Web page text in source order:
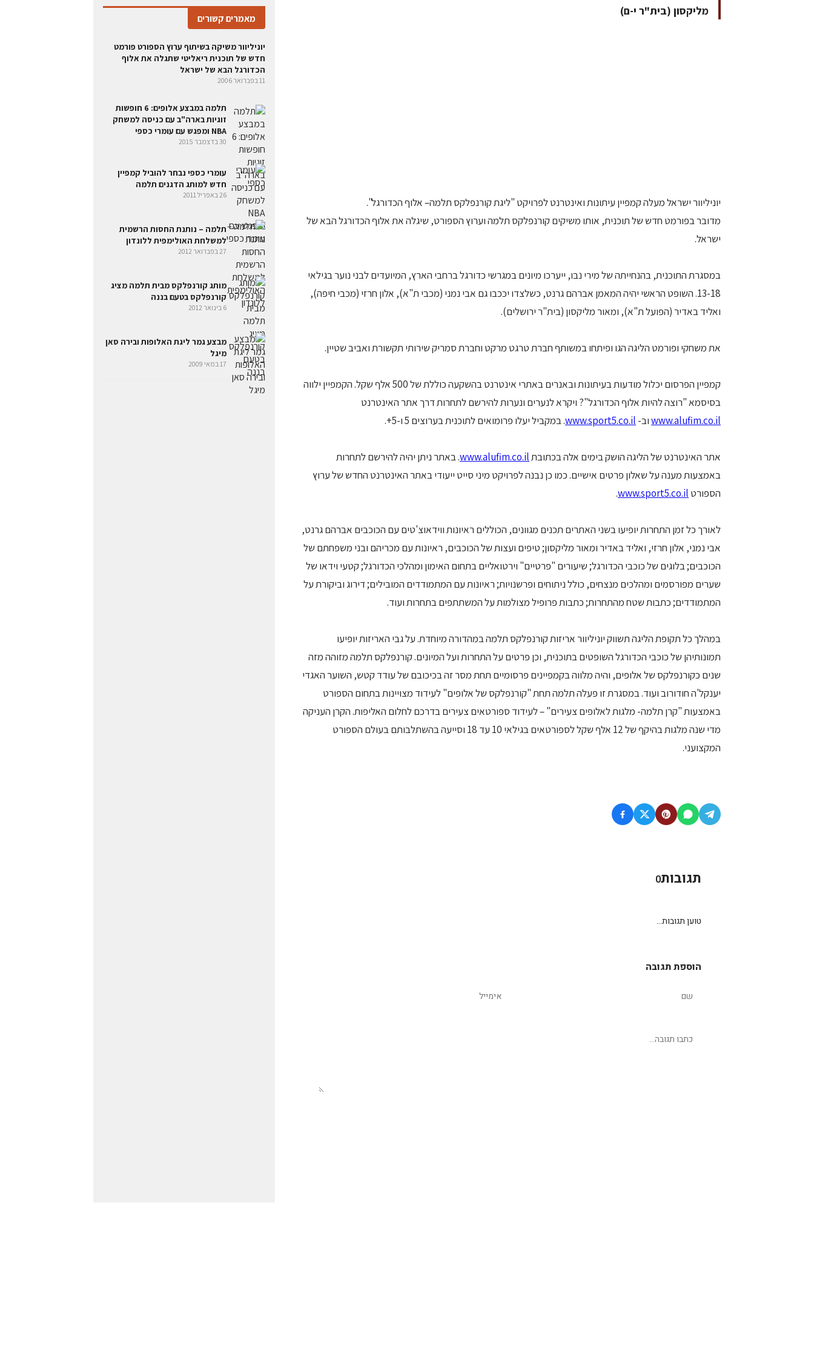
מליקסון (בית"ר י-ם)
יוניליוור ישראל מעלה קמפיין עיתונות ואינטרנט לפרויקט "ליגת קורנפלקס תלמה– אלוף הכדורגל".
מדובר בפורמט חדש של תוכנית, אותו משיקים קורנפלקס תלמה וערוץ הספורט, שיגלה את אלוף הכדורגל הבא של
ישראל.
במסגרת התוכנית, בהנחייתה של מירי נבו, ייערכו מיונים במגרשי כדורגל ברחבי הארץ, המיועדים לבני נוער בגילאי
13-18. השופט הראשי יהיה המאמן אברהם גרנט, כשלצדו יככבו גם אבי נמני (מכבי ת"א), אלון חרזי (מכבי חיפה),
ואליד באדיר (הפועל ת"א), ומאור מליקסון (בית"ר ירושלים).
את משחקי ופורמט הליגה הגו ופיתחו במשותף חברת טרגט מרקט וחברת סמריק שירותי תקשורת ואביב שטיין.
קמפיין הפרסום יכלול מודעות בעיתונות ובאנרים באתרי אינטרנט בהשקעה כוללת של 500 אלף שקל. הקמפיין ילווה
בסיסמא "רוצה להיות אלוף הכדורגל"? ויקרא לנערים ונערות להירשם לתחרות דרך אתר האינטרנט
www.alufim.co.ilוב- www.sport5.co.il. במקביל יעלו פרומואים לתוכנית בערוצים 5 ו-5+.
אתר האינטרנט של הליגה הושק בימים אלה בכתובתwww.alufim.co.il. באתר ניתן יהיה להירשם לתחרות
באמצעות מענה על שאלון פרטים אישיים. כמו כן נבנה לפרויקט מיני סייט ייעודי באתר האינטרנט החדש של ערוץ
הספורט www.sport5.co.il
.
לאורך כל זמן התחרות יופיעו בשני האתרים תכנים מגוונים, הכוללים ראיונות ווידאוצ'טים עם הכוכבים אברהם גרנט,
אבי נמני, אלון חרזי, ואליד באדיר ומאור מליקסון; טיפים ועצות של הכוכבים, ראיונות עם מכריהם ובני משפחתם של
הכוכבים; בלוגים של כוכבי הכדורגל; שיעורים "פרטיים" וירטואליים בתחום האימון ומהלכי הכדורגל; קטעי וידאו של
שערים מפורסמים ומהלכים מנצחים, כולל ניתוחים ופרשנויות; ראיונות עם המתמודדים המובילים; דירוג וביקורת על
המתמודדים; כתבות שטח מהתחרות; כתבות פרופיל מצולמות על המשתתפים בתחרות ועוד.
במהלך כל תקופת הליגה תשווק יוניליוור אריזות קורנפלקס תלמה במהדורה מיוחדת. על גבי האריזות יופיעו
תמונותיהן של כוכבי הכדורגל השופטים בתוכנית, וכן פרטים על התחרות ועל המיונים. קורנפלקס תלמה מזוהה מזה
שנים כקורנפלקס של אלופים, והיה מלווה בקמפיינים פרסומיים תחת מסר זה בכיכובם של עודד קטש, השוער האגדי
יענקל'ה חודורוב ועוד. במסגרת זו פעלה תלמה תחת "קורנפלקס של אלופים" לעידוד מצויינות בתחום הספורט
באמצעות "קרן תלמה- מלגות לאלופים צעירים" – לעידוד ספורטאים צעירים בדרכם לחלום האליפות. הקרן העניקה
מדי שנה מלגות בהיקף של 12 אלף שקל לספורטאים בגילאי 10 עד 18 וסייעה בהשתלבותם בעולם הספורט
המקצועני.
תגובות0
טוען תגובות...
הוספת תגובה
מאמרים קשורים
יוניליוור משיקה בשיתוף ערוץ הספורט פורמט
חדש של תוכנית ריאליטי שתגלה את אלוף
הכדורגל הבא של ישראל
11 בפברואר 2006
תלמה במבצע אלופים: 6 חופשות
זוגיות בארה"ב עם כניסה למשחק
NBA ומפגש עם עומרי כספי
30 בדצמבר 2015
עומרי כספי נבחר להוביל קמפיין
חדש למותג הדגנים תלמה
26 באפריל 2011
תלמה – נותנת החסות הרשמית
למשלחת האולימפית ללונדון
27 בפברואר 2012
מותג קורנפלקס מבית תלמה מציג
קורנפלקס בטעם בננה
6 בינואר 2012
מבצע גמר ליגת האלופות ובירה סאן
מיגל
17 במאי 2009